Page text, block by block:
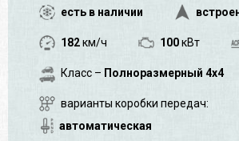
есть в наличии
182км/ч 100кВт
Класс – Полноразмерный 4x4
варианты коробки передач:
автоматическая